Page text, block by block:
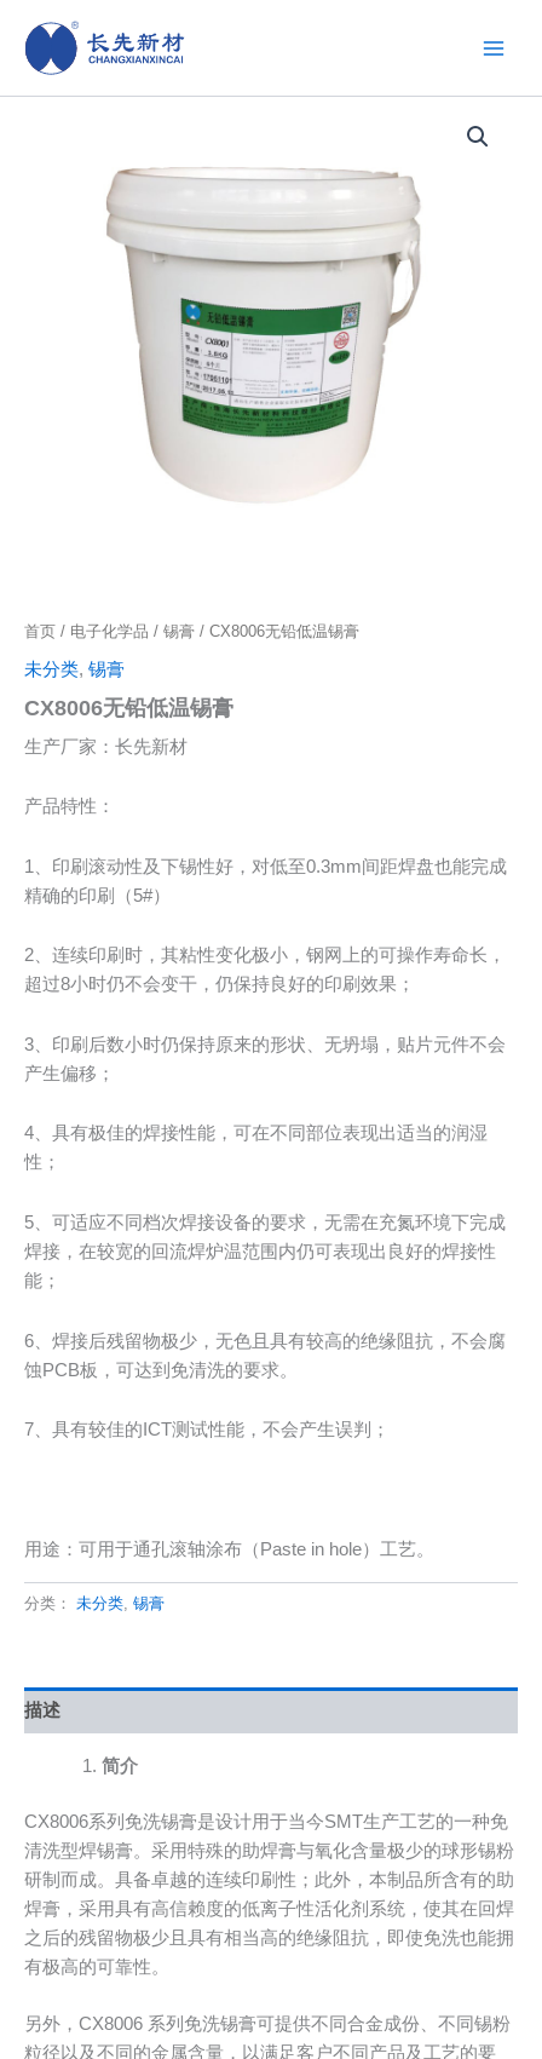
容
首页 / 电子化学品 / 锡膏 / CX8006无铅低温锡膏
未分类, 锡膏
CX8006无铅低温锡膏
生产厂家：长先新材
产品特性：
1、印刷滚动性及下锡性好，对低至0.3mm间距焊盘也能完成
精确的印刷（5#）
2、连续印刷时，其粘性变化极小，钢网上的可操作寿命长，
超过8小时仍不会变干，仍保持良好的印刷效果；
3、印刷后数小时仍保持原来的形状、无坍塌，贴片元件不会
产生偏移；
4、具有极佳的焊接性能，可在不同部位表现出适当的润湿
性；
5、可适应不同档次焊接设备的要求，无需在充氮环境下完成
焊接，在较宽的回流焊炉温范围内仍可表现出良好的焊接性
能；
6、焊接后残留物极少，无色且具有较高的绝缘阻抗，不会腐
蚀PCB板，可达到免清洗的要求。
7、具有较佳的ICT测试性能，不会产生误判；
用途：可用于通孔滚轴涂布（Paste in hole）工艺。
分类： 未分类, 锡膏
描述
简介
CX8006系列免洗锡膏是设计用于当今SMT生产工艺的一种免
清洗型焊锡膏。采用特殊的助焊膏与氧化含量极少的球形锡粉
研制而成。具备卓越的连续印刷性；此外，本制品所含有的助
焊膏，采用具有高信赖度的低离子性活化剂系统，使其在回焊
之后的残留物极少且具有相当高的绝缘阻抗，即使免洗也能拥
有极高的可靠性。
另外，CX8006 系列免洗锡膏可提供不同合金成份、不同锡粉
粒径以及不同的金属含量，以满足客户不同产品及工艺的要